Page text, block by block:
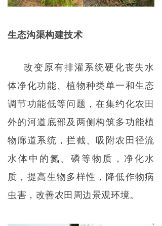
生态沟渠构建技术
改变原有排灌系统硬化丧失水
体净化功能、植物种类单一和生态
调节功能低等问题，在集约化农田
外的河道底部及两侧构筑多功能植
物廊道系统，拦截、吸附农田径流
水体中的氮、磷等物质，净化水
质，提高生物多样性，降低作物病
虫害，改善农田周边景观环境。